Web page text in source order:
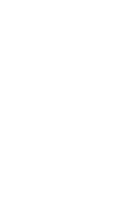
대전대신고등학교